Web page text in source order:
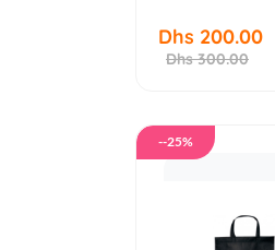
Dhs 200.00
Dhs 300.00
--25%